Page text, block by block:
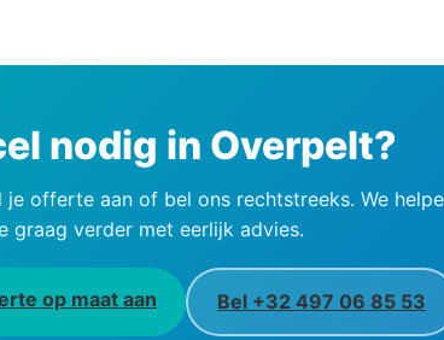
nodig in Overpelt?
offerte aan of bel ons rechtstreeks. We
graag verder met eerlijk advies.
op maat aan Bel +32 497 06 85 53